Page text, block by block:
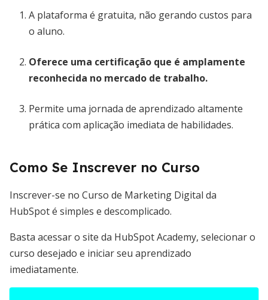
A plataforma é gratuita, não gerando custos para
o aluno.
Oferece uma certificação que é amplamente
reconhecida no mercado de trabalho.
Permite uma jornada de aprendizado altamente
prática com aplicação imediata de habilidades.
Como Se Inscrever no Curso
Inscrever-se no Curso de Marketing Digital da
HubSpot é simples e descomplicado.
Basta acessar o site da HubSpot Academy, selecionar o
curso desejado e iniciar seu aprendizado
imediatamente.